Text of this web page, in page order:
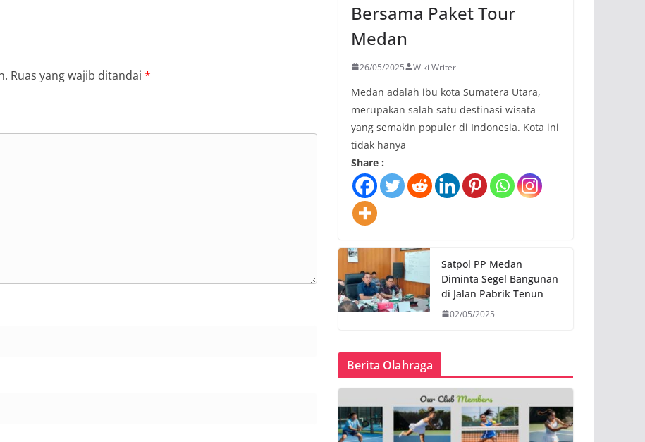
Ruas yang wajib ditandai *
Bersama Paket Tour
Medan
26/05/2025 Wiki Writer
Medan adalah ibu kota Sumatera Utara,
merupakan salah satu destinasi wisata
yang semakin populer di Indonesia. Kota ini
tidak hanya
Share :
Satpol PP Medan
Diminta Segel Bangunan
di Jalan Pabrik Tenun
02/05/2025
Berita Olahraga